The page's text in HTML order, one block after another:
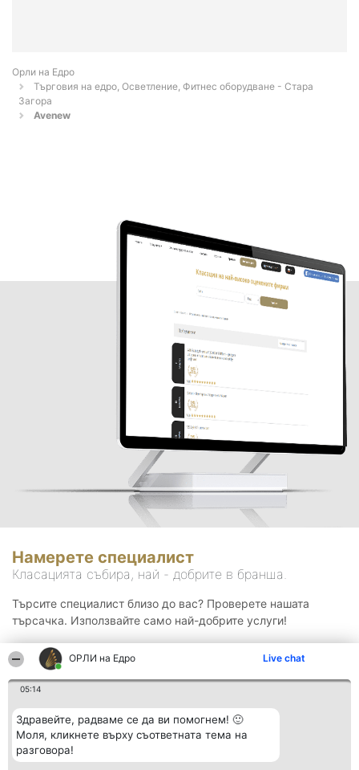
ОРЛИ на Едро Live chat
05:14
Здравейте, радваме се да ви помогнем! 🙂
Моля, кликнете върху съответната тема на
разговора!
Орли на Едро
Търговия на едро, Осветление, Фитнес оборудване - Стара
Загора
Avenew
Намерете специалист
Класацията събира, най - добрите в бранша.
Търсите специалист близо до вас? Проверете нашата
търсачка. Използвайте само най-добрите услуги!